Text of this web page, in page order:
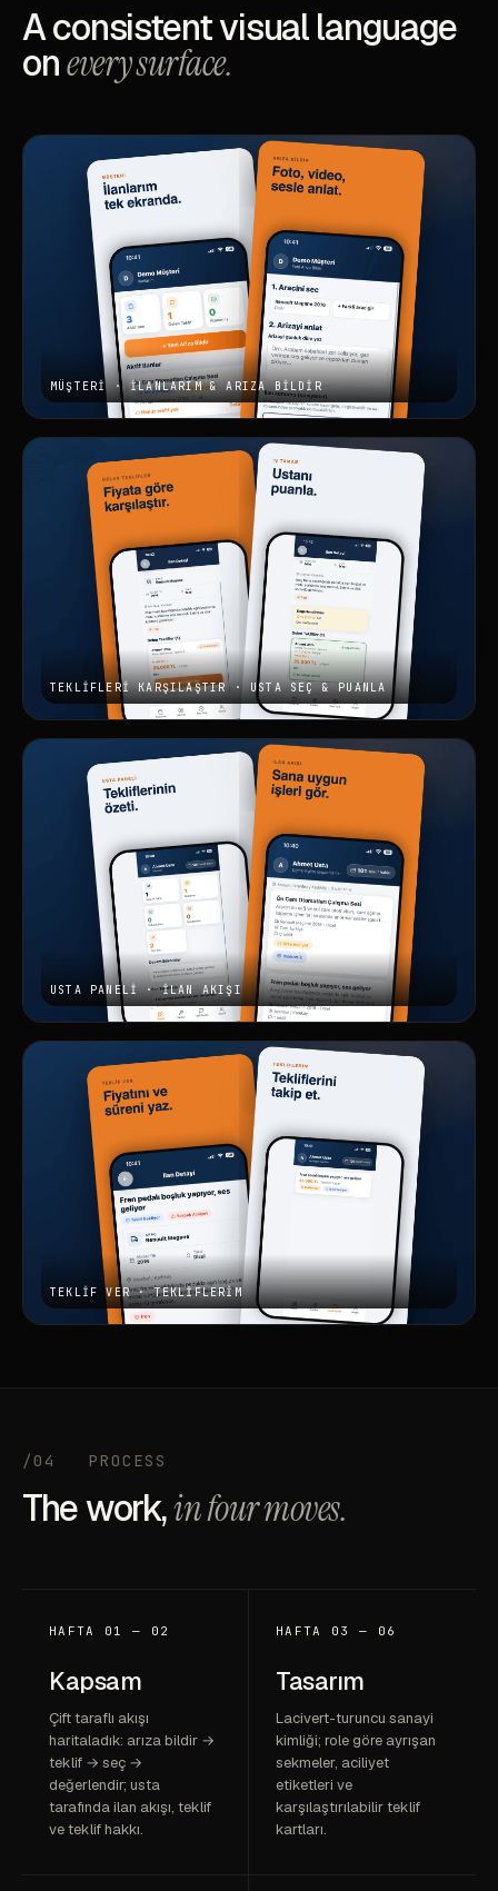
A consistent visual language
onevery surface.
/04 PROCESS
The work,in four moves.
HAFTA 01 — 02
Kapsam
Çift taraflı akışı
haritaladık: arıza bildir →
teklif → seç →
değerlendir; usta
tarafında ilan akışı, teklif
ve teklif hakkı.
HAFTA 03 — 06
Tasarım
Lacivert-turuncu sanayi
kimliği; role göre ayrışan
sekmeler, aciliyet
etiketleri ve
karşılaştırılabilir teklif
kartları.